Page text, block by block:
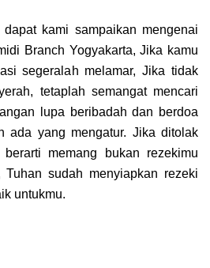
kami sampaikan mengenai
Branch Yogyakarta, Jika kamu
segeralah melamar, Jika tidak
tetaplah semangat mencari
lupa beribadah dan berdoa
ada yang mengatur. Jika ditolak
memang bukan rezekimu
sudah menyiapkan rezeki
untukmu.